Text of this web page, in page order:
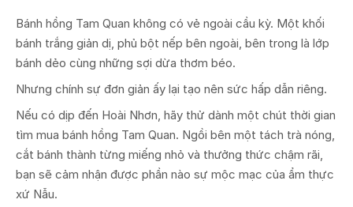
Bánh hồng Tam Quan không có vẻ ngoài cầu kỳ. Một khối
bánh trắng giản dị, phủ bột nếp bên ngoài, bên trong là lớp
bánh dẻo cùng những sợi dừa thơm béo.
Nhưng chính sự đơn giản ấy lại tạo nên sức hấp dẫn riêng.
Nếu có dịp đến Hoài Nhơn, hãy thử dành một chút thời gian
tìm mua bánh hồng Tam Quan. Ngồi bên một tách trà nóng,
cắt bánh thành từng miếng nhỏ và thưởng thức chậm rãi,
bạn sẽ cảm nhận được phần nào sự mộc mạc của ẩm thực
xứ Nẫu.